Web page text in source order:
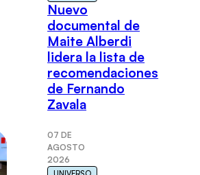
Nuevo
documental de
Maite Alberdi
lidera la lista de
recomendaciones
de Fernando
Zavala
07 DE
AGOSTO
2026